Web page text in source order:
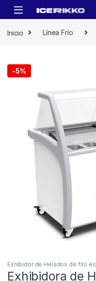
Inicio Línea Frío
-5%
Exhibidor de Helados de frio
Exhibidora de